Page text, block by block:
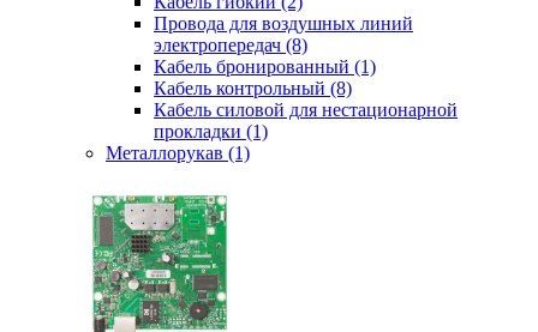
Провода для воздушных линий
электропередач (8)
Кабель бронированный (1)
Кабель контрольный (8)
Кабель силовой для нестационарной
прокладки (1)
Металлорукав (1)